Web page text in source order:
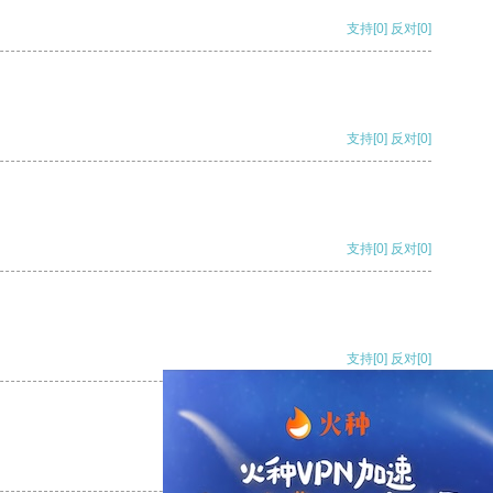
支持[0] 反对[0]
支持[0] 反对[0]
支持[0] 反对[0]
支持[0] 反对[0]
支持[0] 反对